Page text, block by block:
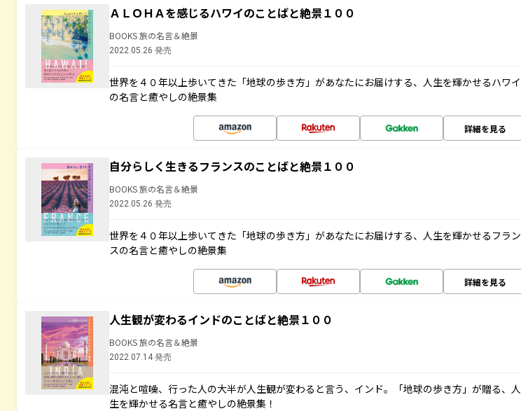
ＡＬＯＨＡを感じるハワイのことばと絶景１００
BOOKS 旅の名言＆絶景
2022.05.26 発売
世界を４０年以上歩いてきた「地球の歩き方」があなたにお届けする、人生を輝かせるハワイ
の名言と癒やしの絶景集
詳細を見る
自分らしく生きるフランスのことばと絶景１００
BOOKS 旅の名言＆絶景
2022.05.26 発売
世界を４０年以上歩いてきた「地球の歩き方」があなたにお届けする、人生を輝かせるフラン
スの名言と癒やしの絶景集
詳細を見る
人生観が変わるインドのことばと絶景１００
BOOKS 旅の名言＆絶景
2022.07.14 発売
混沌と喧噪、行った人の大半が人生観が変わると言う、インド。「地球の歩き方」が贈る、人
生を輝かせる名言と癒やしの絶景集！